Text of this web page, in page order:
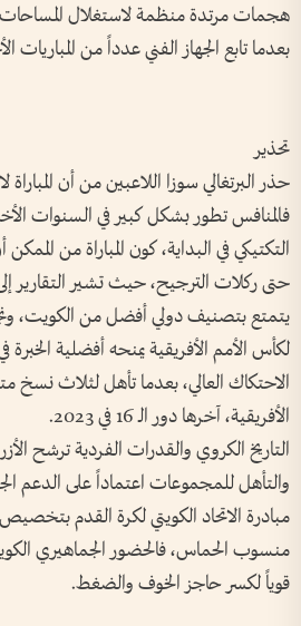
هجمات مرتدة منظمة لاستغلال المساحات
بعدما تابع الجهاز الفني عدداً من المباريات
تحذير
حذر البرتغالي سوزا اللاعبين من أن
فالمنافس تطور بشكل كبير في السنوات
التكتيكي في البداية، كون المباراة من
حتى ركلات الترجيح، حيث تشير التقارير
يتمتع بتصنيف دولي أفضل من الكويت،
لكأس الأمم الأفريقية يمنحه أفضلية الخبرة
الاحتكاك العالي، بعدما تأهل لثلاث نسخ
الأفريقية، آخرها دور الـ 16 في 2023.
التاريخ الكروي والقدرات الفردية ترشح
والتأهل للمجموعات اعتماداً على الدعم
مبادرة الاتحاد الكويتي لكرة القدم
منسوب الحماس، فالحضور الجماهيري
قوياً لكسر حاجز الخوف والضغط.